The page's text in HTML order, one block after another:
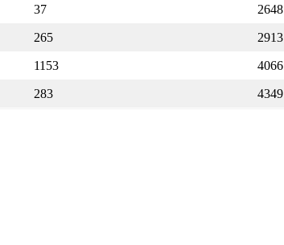
37 2648
265 2913
1153 4066
283 4349